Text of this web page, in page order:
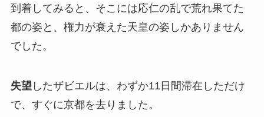
到着してみると、そこには応仁の乱で荒れ果てた
都の姿と、権力が衰えた天皇の姿しかありません
でした。
失望したザビエルは、わずか11日間滞在しただけ
で、すぐに京都を去りました。